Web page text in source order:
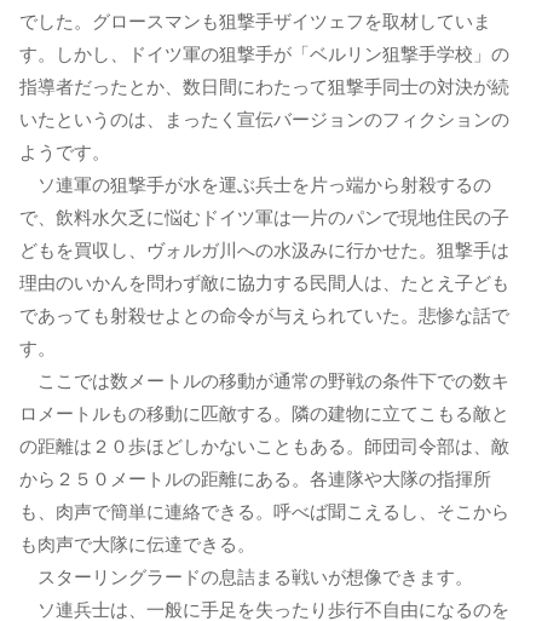
でした。グロースマンも狙撃手ザイツェフを取材していま
す。しかし、ドイツ軍の狙撃手が「ベルリン狙撃手学校」の
指導者だったとか、数日間にわたって狙撃手同士の対決が続
いたというのは、まったく宣伝バージョンのフィクションの
ようです。
ソ連軍の狙撃手が水を運ぶ兵士を片っ端から射殺するの
で、飲料水欠乏に悩むドイツ軍は一片のパンで現地住民の子
どもを買収し、ヴォルガ川への水汲みに行かせた。狙撃手は
理由のいかんを問わず敵に協力する民間人は、たとえ子ども
であっても射殺せよとの命令が与えられていた。悲惨な話で
す。
ここでは数メートルの移動が通常の野戦の条件下での数キ
ロメートルもの移動に匹敵する。隣の建物に立てこもる敵と
の距離は２０歩ほどしかないこともある。師団司令部は、敵
から２５０メートルの距離にある。各連隊や大隊の指揮所
も、肉声で簡単に連絡できる。呼べば聞こえるし、そこから
も肉声で大隊に伝達できる。
スターリングラードの息詰まる戦いが想像できます。
ソ連兵士は、一般に手足を失ったり歩行不自由になるのを